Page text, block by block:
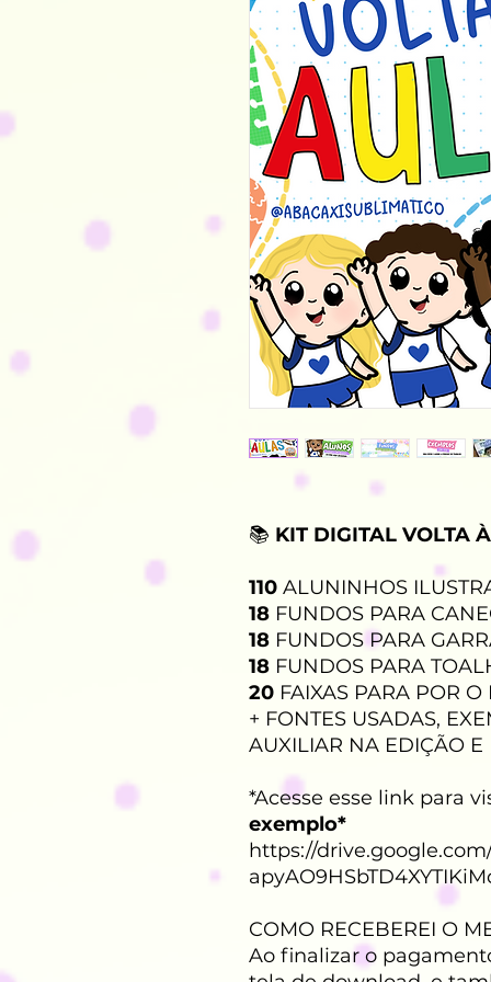
📚 KIT DIGITAL VOLTA
110 ALUNINHOS
18 FUNDOS PARA
18 FUNDOS PARA
18 FUNDOS PARA
20 FAIXAS PARA POR
+ FONTES USADAS,
AUXILIAR NA EDIÇÃO E
*Acesse esse link para
exemplo*
https://
COMO RECEBEREI O
Ao finalizar o